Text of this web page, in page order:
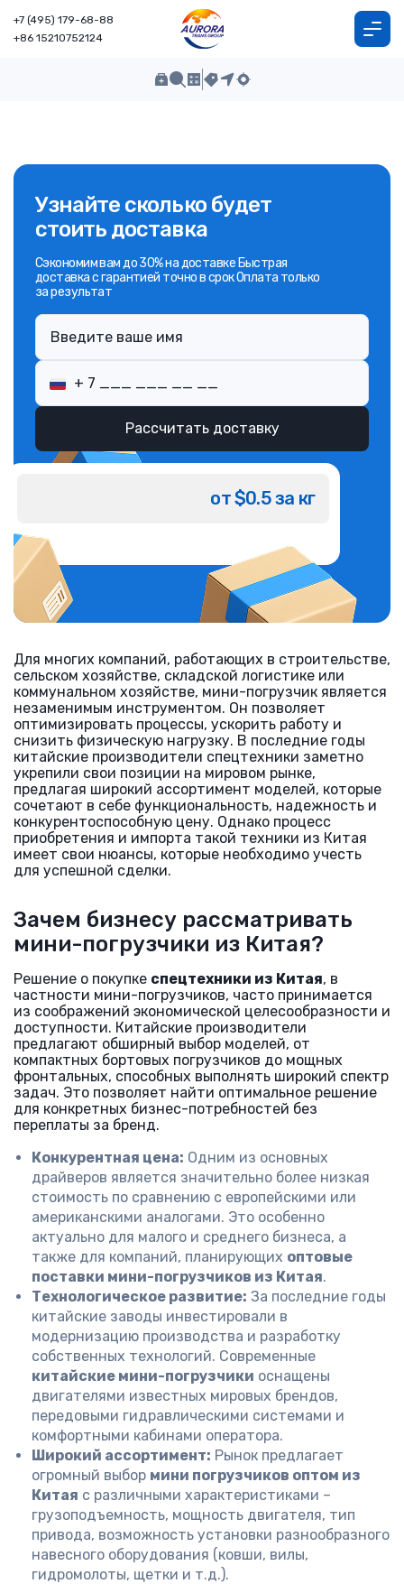
+7 (495) 179-68-88
+86 15210752124
Узнайте сколько будет
стоить доставка
Сэкономим вам до 30% на доставке Быстрая
доставка с гарантией точно в срок Оплата только
за результат
Рассчитать доставку
от $0.5 за кг
Для многих компаний, работающих в строительстве,
сельском хозяйстве, складской логистике или
коммунальном хозяйстве, мини-погрузчик является
незаменимым инструментом. Он позволяет
оптимизировать процессы, ускорить работу и
снизить физическую нагрузку. В последние годы
китайские производители спецтехники заметно
укрепили свои позиции на мировом рынке,
предлагая широкий ассортимент моделей, которые
сочетают в себе функциональность, надежность и
конкурентоспособную цену. Однако процесс
приобретения и импорта такой техники из Китая
имеет свои нюансы, которые необходимо учесть
для успешной сделки.
Зачем бизнесу рассматривать
мини-погрузчики из Китая?
Решение о покупке спецтехники из Китая, в
частности мини-погрузчиков, часто принимается
из соображений экономической целесообразности и
доступности. Китайские производители
предлагают обширный выбор моделей, от
компактных бортовых погрузчиков до мощных
фронтальных, способных выполнять широкий спектр
задач. Это позволяет найти оптимальное решение
для конкретных бизнес-потребностей без
переплаты за бренд.
Конкурентная цена: Одним из основных
драйверов является значительно более низкая
стоимость по сравнению с европейскими или
американскими аналогами. Это особенно
актуально для малого и среднего бизнеса, а
также для компаний, планирующих оптовые
поставки мини-погрузчиков из Китая.
Технологическое развитие: За последние годы
китайские заводы инвестировали в
модернизацию производства и разработку
собственных технологий. Современные
китайские мини-погрузчики оснащены
двигателями известных мировых брендов,
передовыми гидравлическими системами и
комфортными кабинами оператора.
Широкий ассортимент: Рынок предлагает
огромный выбор мини погрузчиков оптом из
Китая с различными характеристиками –
грузоподъемность, мощность двигателя, тип
привода, возможность установки разнообразного
навесного оборудования (ковши, вилы,
гидромолоты, щетки и т.д.).